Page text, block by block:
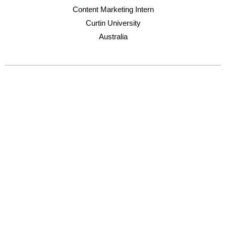
Content Marketing Intern
Curtin University
Australia